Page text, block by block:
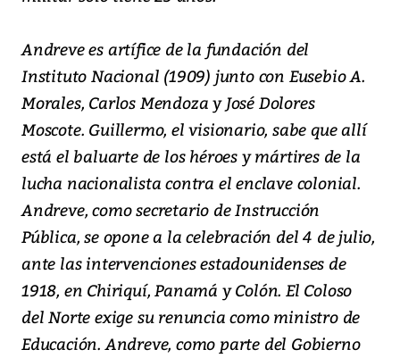
Andreve es artífice de la fundación del
Instituto Nacional (1909) junto con Eusebio A.
Morales, Carlos Mendoza y José Dolores
Moscote. Guillermo, el visionario, sabe que allí
está el baluarte de los héroes y mártires de la
lucha nacionalista contra el enclave colonial.
Andreve, como secretario de Instrucción
Pública, se opone a la celebración del 4 de julio,
ante las intervenciones estadounidenses de
1918, en Chiriquí, Panamá y Colón. El Coloso
del Norte exige su renuncia como ministro de
Educación. Andreve, como parte del Gobierno